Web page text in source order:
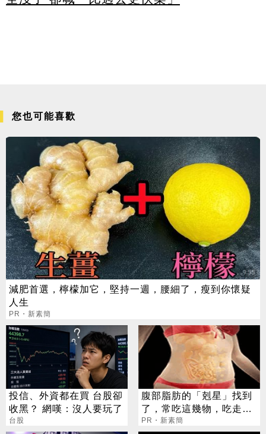
您也可能喜歡
減肥首選，檸檬加它，堅持一週，腰細了，瘦到你懷疑
人生
PR・新素簡
投信、外資都在買 台股卻
收黑？ 網嘆：沒人要玩了
台股
腹部脂肪的「剋星」找到
了，常吃這幾物，吃走大
肚囊，瘦出小蠻腰
PR・新素簡